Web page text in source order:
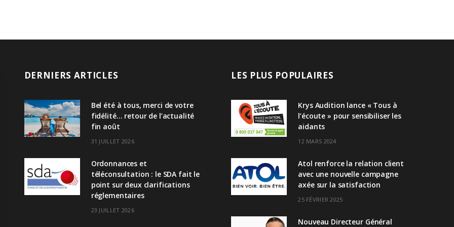
DERNIERS ARTICLES
Bel été à tous, merci de votre
fidélité… retour de l’actualité
fin août
31 JUILLET 2026
Ordonnances et
téléconsultation : le SDA fait le
point sur deux clarifications
réglementaires
23 JUILLET 2026
LES PLUS POPULAIRES
Krys Audition lance « Tous à
l’écoute » pour sensibiliser les
aidants
12 MARS 2024
Atol renforce la relation client
avec une nouvelle campagne
axée sur la satisfaction
25 FÉVRIER 2025
Nouveau Directeur Général